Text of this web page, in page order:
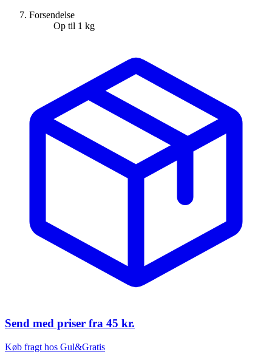
Forsendelse
Op til 1 kg
Send med priser fra 45 kr.
Køb fragt hos Gul&Gratis